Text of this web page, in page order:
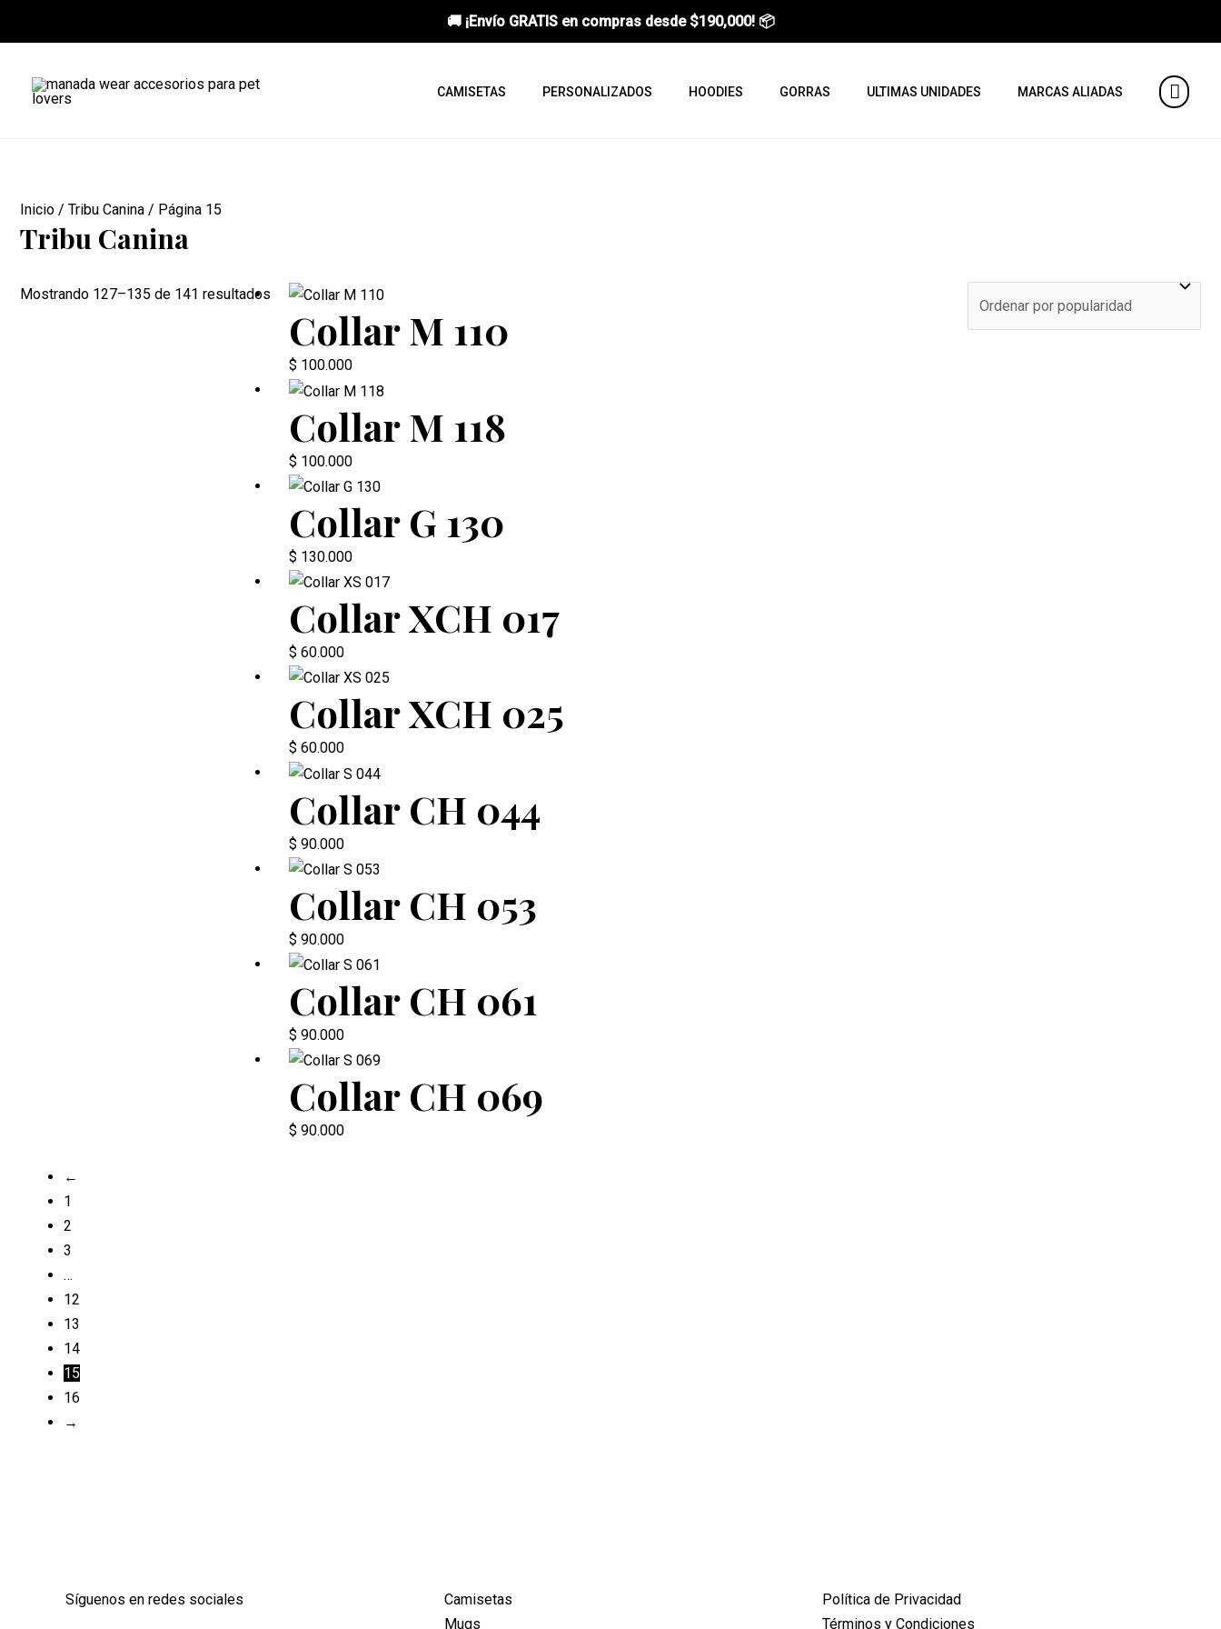
🚚 ¡Envío GRATIS en compras desde $190,000! 📦
contenido
CAMISETAS PERSONALIZADOS HOODIES GORRAS ULTIMAS UNIDADES MARCAS ALIADAS
Inicio / Tribu Canina / Página 15
Tribu Canina
Mostrando 127–135 de 141 resultados Sorted
popularity
Collar M 110
$ 100.000
Collar M 118
$ 100.000
Collar G 130
$ 130.000
Collar XCH 017
$ 60.000
Collar XCH 025
$ 60.000
Collar CH 044
$ 90.000
Collar CH 053
$ 90.000
Collar CH 061
$ 90.000
Collar CH 069
$ 90.000
←
1
2
3
…
12
13
14
15
16
→
Síguenos en redes sociales
Camisetas
Mugs
Política de Privacidad
Términos y Condiciones